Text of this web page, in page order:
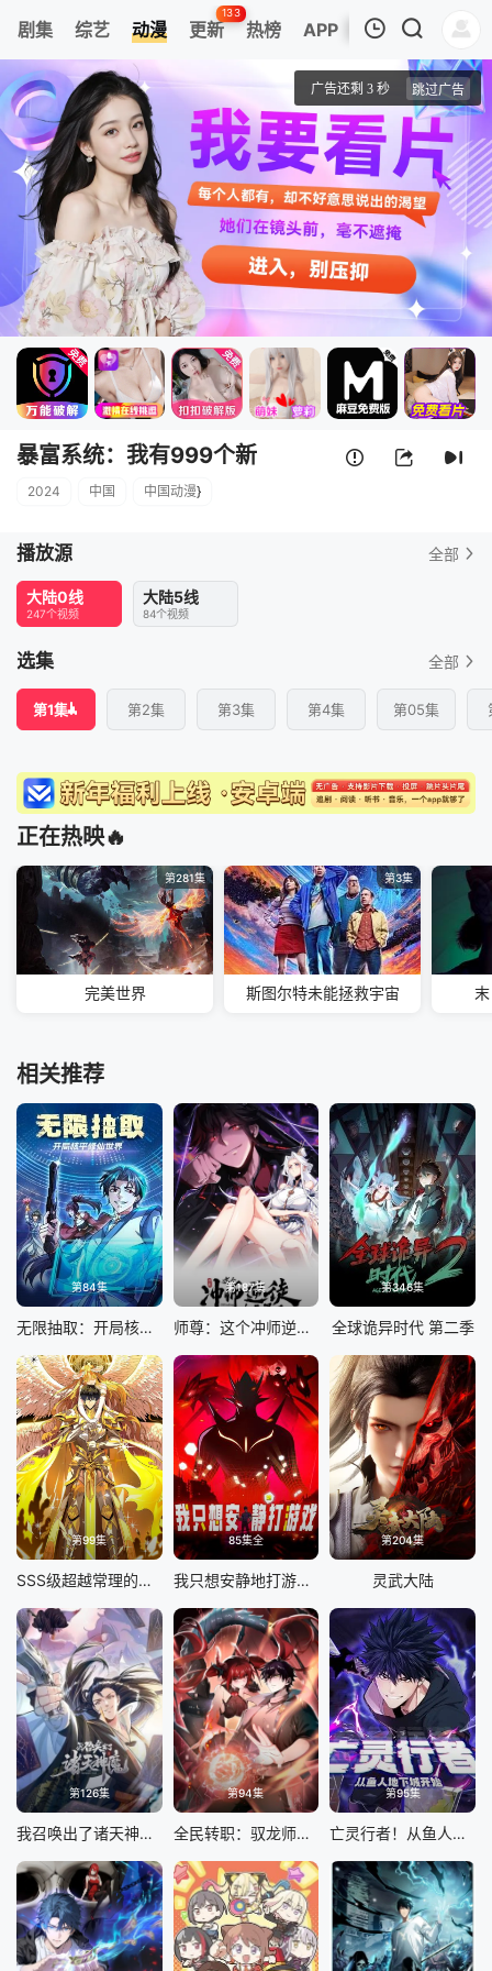
剧集 综艺 动漫 更新
133
热榜 APP
我的观影记录
第1集
暴富系统：我有999个新马甲 动态漫画
清空
暴富系统：我有999个新
2024 中国 中国动漫}
播放源 全部
大陆0线
247个视频
大陆5线
84个视频
选集 全部
第1集 第2集 第3集 第4集 第05集
正在热映🔥
第281集
完美世界
第3集
斯图尔特未能拯救宇宙
相关推荐
第84集
无限抽取：开局核平修仙世界
第187集
师尊：这个冲师逆徒才不是圣子 动态漫画
第346集
全球诡异时代 第二季
第99集
SSS级超越常理的圣骑士 动态漫画
85集全
我只想安静地打游戏 动态漫画
第204集
灵武大陆
第126集
我召唤出了诸天神魔 动态漫画 第一季
第94集
全民转职：驭龙师是最弱职业 动态漫画
第95集
亡灵行者！从鱼人地下城开始 动态漫画